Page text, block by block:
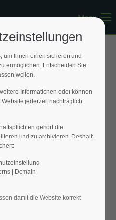
+1)
Menu
um Ihnen einen sicheren und
ermöglichen. Entscheiden Sie
wollen.
Informationen oder können
jederzeit nachträglich
gehört die
und zu archivieren. Deshalb
| Domain
damit die Website korrekt